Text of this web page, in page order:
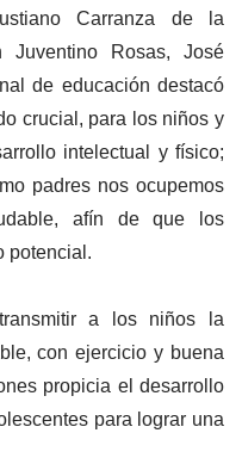
Carranza de la
Juventino Rosas, José
de educación destacó
crucial, para los niños y
intelectual y físico;
padres nos ocupemos
afín de que los
potencial.
a los niños la
con ejercicio y buena
propicia el desarrollo
para lograr una